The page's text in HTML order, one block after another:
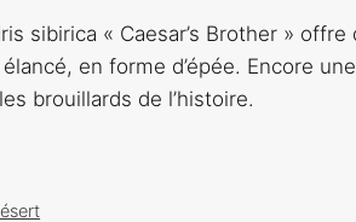
sibirica « Caesar’s Brother » offre
en forme d’épée. Encore une
brouillards de l’histoire.